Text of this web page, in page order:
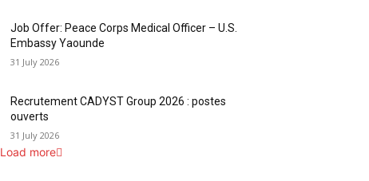
Job Offer: Peace Corps Medical Officer – U.S.
Embassy Yaounde
31 July 2026
Recrutement CADYST Group 2026 : postes
ouverts
31 July 2026
Load more